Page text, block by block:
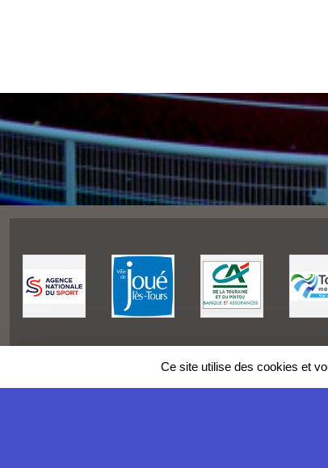
Ce site utilise des cookies et